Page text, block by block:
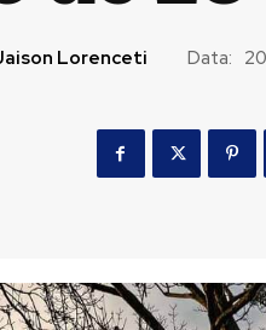
Lorenceti Data: